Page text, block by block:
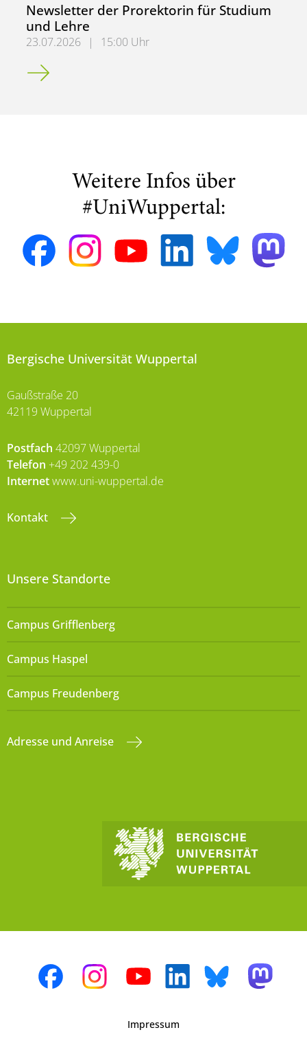
Newsletter der Prorektorin für Studium
und Lehre
23.07.2026 |
15:00 Uhr
Newsletter der Prorektorin für Studium und Lehre
Weitere Infos über
#UniWuppertal:
Bergische Universität Wuppertal
Gaußstraße 20
42119 Wuppertal
Postfach 42097 Wuppertal
Telefon +49 202 439-0
Internetwww.uni-wuppertal.de
Kontakt
Unsere Standorte
Campus Grifflenberg
Campus Haspel
Campus Freudenberg
Adresse und Anreise
Impressum